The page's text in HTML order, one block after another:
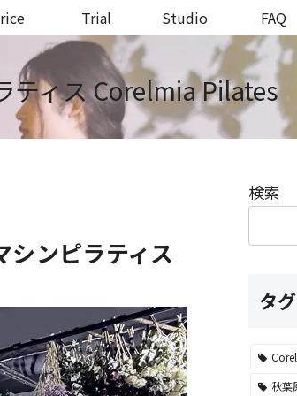
ティス Corelmia Pilates
Trial Studio FAQ
シンピラティス
検索
タグ
秋葉